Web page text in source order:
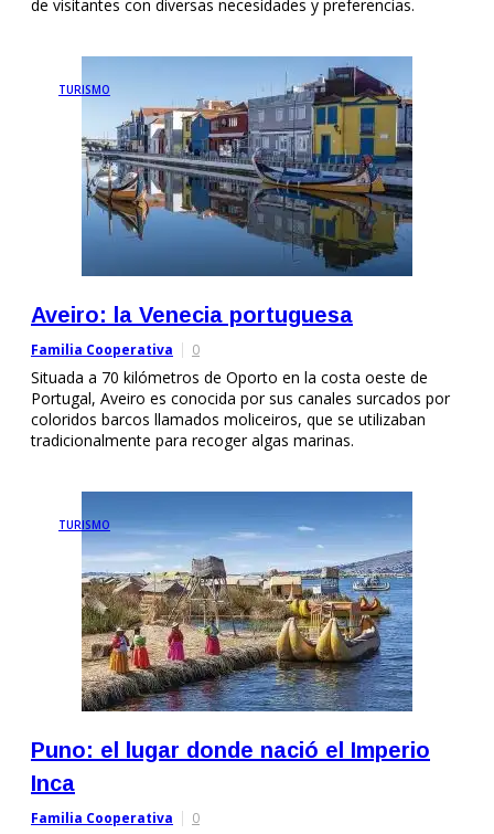
de visitantes con diversas necesidades y preferencias.
TURISMO
Aveiro: la Venecia portuguesa
Familia Cooperativa 0
Situada a 70 kilómetros de Oporto en la costa oeste de
Portugal, Aveiro es conocida por sus canales surcados por
coloridos barcos llamados moliceiros, que se utilizaban
tradicionalmente para recoger algas marinas.
TURISMO
Puno: el lugar donde nació el Imperio
Inca
Familia Cooperativa 0